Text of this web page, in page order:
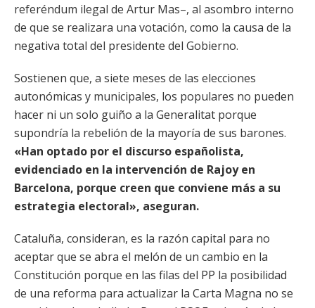
referéndum ilegal de Artur Mas–, al asombro interno
de que se realizara una votación, como la causa de la
negativa total del presidente del Gobierno.
Sostienen que, a siete meses de las elecciones
autonómicas y municipales, los populares no pueden
hacer ni un solo guiño a la Generalitat porque
supondría la rebelión de la mayoría de sus barones.
«Han optado por el discurso españolista,
evidenciado en la intervención de Rajoy en
Barcelona, porque creen que conviene más a su
estrategia electoral», aseguran.
Cataluña, consideran, es la razón capital para no
aceptar que se abra el melón de un cambio en la
Constitución porque en las filas del PP la posibilidad
de una reforma para actualizar la Carta Magna no se